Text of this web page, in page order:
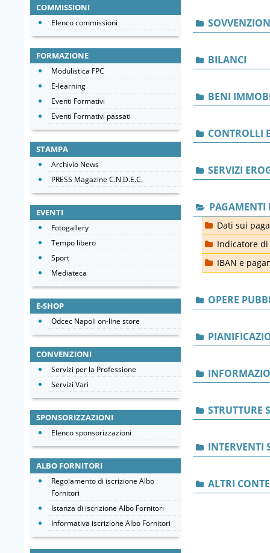
BILANCI
BENI
CONTROLLI
SERVIZI
Dati sui
Indicatore
IBAN e
OPERE
STRUTTURE
INTERVENTI
ALTRI
COMMISSIONI
Elenco commissioni
FORMAZIONE
Modulistica FPC
E-learning
Eventi Formativi
Eventi Formativi passati
STAMPA
Archivio News
PRESS Magazine C.N.D.E.C.
EVENTI
Fotogallery
Tempo libero
Sport
Mediateca
E-SHOP
Odcec Napoli on-line store
CONVENZIONI
Servizi per la Professione
Servizi Vari
SPONSORIZZAZIONI
Elenco sponsorizzazioni
ALBO FORNITORI
Regolamento di iscrizione Albo
Fornitori
Istanza di iscrizione Albo Fornitori
Informativa iscrizione Albo Fornitori